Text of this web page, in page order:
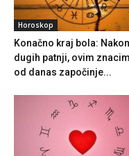
Horoskop
Konačno kraj bola: Nakon
dugih patnji, ovim
od danas započinje...